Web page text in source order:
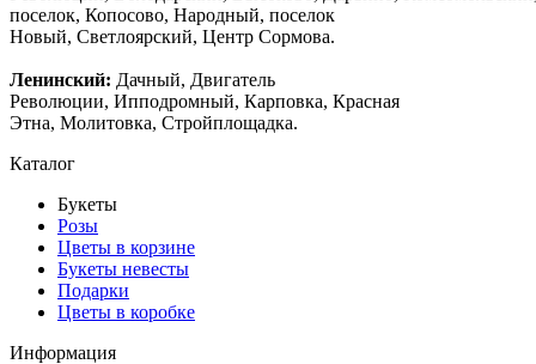
поселок, Копосово, Народный, поселок
Новый, Светлоярский, Центр Сормова.
Ленинский: Дачный, Двигатель
Революции, Ипподромный, Карповка, Красная
Этна, Молитовка, Стройплощадка.
Каталог
Букеты
Розы
Цветы в корзине
Букеты невесты
Подарки
Цветы в коробке
Информация